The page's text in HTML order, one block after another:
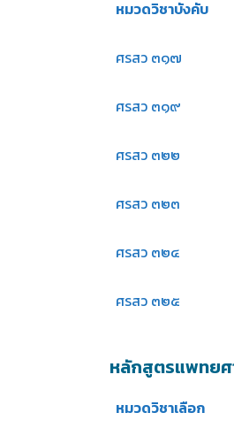
หมวดวิชาบังคับ
ศรสว ๓๑๗
ศรสว ๓๑๙
ศรสว ๓๒๒
ศรสว ๓๒๓
ศรสว ๓๒๔
ศรสว ๓๒๕
หลักสูตรแพทย
หมวดวิชาเลือก